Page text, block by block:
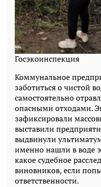
Госэкоинспекция
Коммунальное
заботиться о чистой
самостоятельно
опасными отходами.
зафиксировали
выставили
выдвинули
именно нашли в воде
какое судебное
виновников, если
ответственности.